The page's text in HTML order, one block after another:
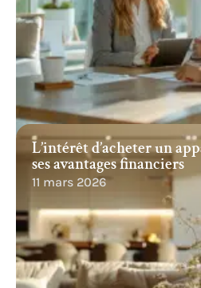
L’intérêt d’acheter un
ses avantages financiers
11 mars 2026